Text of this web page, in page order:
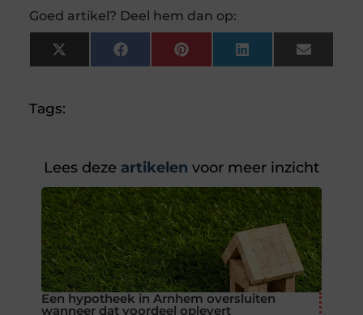
Goed artikel? Deel hem dan op:
X
(Twitter)
FacebookPinterestLinkedInEmail
Tags:
Lees deze artikelen voor meer inzicht
Een hypotheek in Arnhem oversluiten
wanneer dat voordeel oplevert